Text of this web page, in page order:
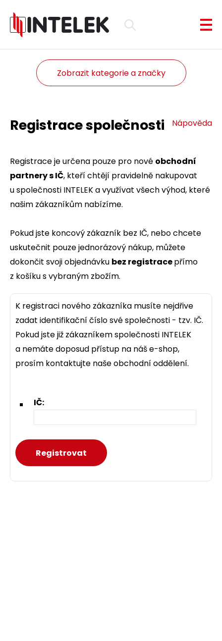
Zobrazit kategorie a značky
Registrace společnosti Nápověda
Registrace je určena pouze pro nové obchodní
partnery s IČ, kteří chtějí pravidelně nakupovat
u společnosti INTELEK a využívat všech výhod, které
našim zákazníkům nabízíme.
Pokud jste koncový zákazník bez IČ, nebo chcete
uskutečnit pouze jednorázový nákup, můžete
dokončit svoji objednávku bez registracepřímo
z košíku s vybraným zbožím.
K registraci nového zákazníka musíte nejdřive
zadat identifikační číslo své společnosti - tzv. IČ.
Pokud jste již zákazníkem společnosti INTELEK
a nemáte doposud přístup na náš e-shop,
prosím kontaktujte naše obchodní oddělení.
IČ: